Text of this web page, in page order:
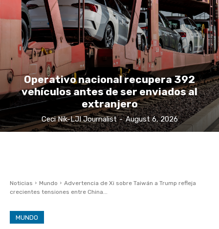
Operativo nacional recupera 392
vehículos antes de ser enviados al
extranjero
Ceci Nik-LJI Journalist - August 6, 2026